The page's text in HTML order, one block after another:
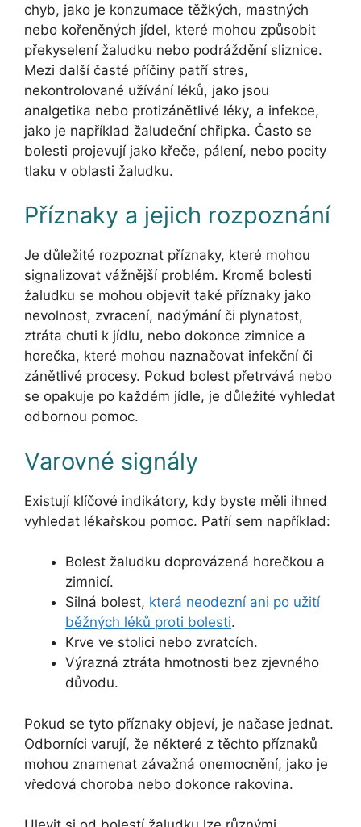
chyb, jako je konzumace těžkých, mastných
nebo kořeněných jídel, které mohou způsobit
překyselení žaludku nebo podráždění sliznice.
Mezi další časté příčiny patří stres,
nekontrolované užívání léků, jako jsou
analgetika nebo protizánětlivé léky, a infekce,
jako je například žaludeční chřipka. Často se
bolesti projevují jako křeče, pálení, nebo pocity
tlaku v oblasti žaludku.
Příznaky a jejich rozpoznání
Je důležité rozpoznat příznaky, které mohou
signalizovat vážnější problém. Kromě bolesti
žaludku se mohou objevit také příznaky jako
nevolnost, zvracení, nadýmání či plynatost,
ztráta chuti k jídlu, nebo dokonce zimnice a
horečka, které mohou naznačovat infekční či
zánětlivé procesy. Pokud bolest přetrvává nebo
se opakuje po každém jídle, je důležité vyhledat
odbornou pomoc.
Varovné signály
Existují klíčové indikátory, kdy byste měli ihned
vyhledat lékařskou pomoc. Patří sem například:
Bolest žaludku doprovázená horečkou a
zimnicí.
Silná bolest, která neodezní ani po užití
běžných léků proti bolesti.
Krve ve stolici nebo zvratcích.
Výrazná ztráta hmotnosti bez zjevného
důvodu.
Pokud se tyto příznaky objeví, je načase jednat.
Odborníci varují, že některé z těchto příznaků
mohou znamenat závažná onemocnění, jako je
vředová choroba nebo dokonce rakovina.